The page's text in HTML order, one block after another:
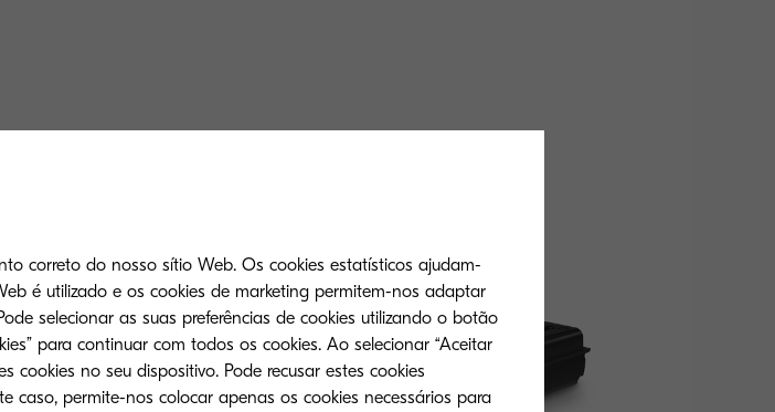
correto do nosso sítio Web. Os cookies estatísticos ajudam-
é utilizado e os cookies de marketing permitem-nos adaptar
selecionar as suas preferências de cookies utilizando o botão
para continuar com todos os cookies. Ao selecionar “Aceitar
cookies no seu dispositivo. Pode recusar estes cookies
caso, permite-nos colocar apenas os cookies necessários para